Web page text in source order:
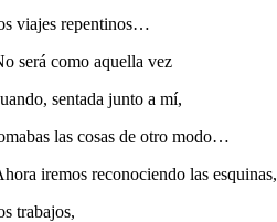
viajes repentinos…
será como aquella vez
sentada junto a mí,
las cosas de otro modo…
iremos reconociendo las esquinas,
trabajos,